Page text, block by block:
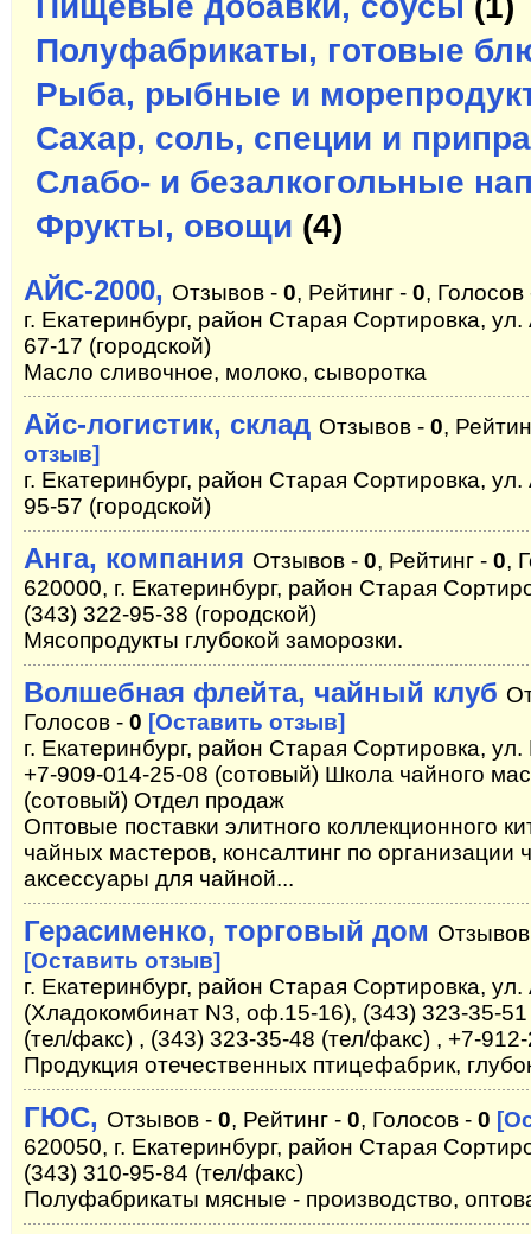
Полуфабрикаты, готовые
Рыба, рыбные и
Сахар, соль, специи и
Слабо- и безалкогольные
Фрукты, овощи (4)
АЙС-2000, Отзывов - 0, Рейтинг - 0,
г. Екатеринбург, район Старая Сортировка,
67-17 (городской)
Масло сливочное, молоко, сыворотка
Айс-логистик, склад Отзывов - 0,
отзыв]
г. Екатеринбург, район Старая Сортировка,
95-57 (городской)
Анга, компания Отзывов - 0, Рейтинг - 0,
620000, г. Екатеринбург, район Старая
(343) 322-95-38 (городской)
Мясопродукты глубокой заморозки.
Волшебная флейта, чайный клуб
Голосов - 0 [Оставить отзыв]
г. Екатеринбург, район Старая Сортировка,
+7-909-014-25-08 (сотовый) Школа чайного
(сотовый) Отдел продаж
Оптовые поставки элитного коллекционного
чайных мастеров, консалтинг по организации
аксессуары для чайной...
Герасименко, торговый дом
[Оставить отзыв]
г. Екатеринбург, район Старая Сортировка,
(Хладокомбинат N3, оф.15-16), (343) 323-35-
(тел/факс) , (343) 323-35-48 (тел/факс) , +7-
Продукция отечественных птицефабрик,
ГЮС, Отзывов - 0, Рейтинг - 0, Голосов - 0
620050, г. Екатеринбург, район Старая
(343) 310-95-84 (тел/факс)
Полуфабрикаты мясные - производство,